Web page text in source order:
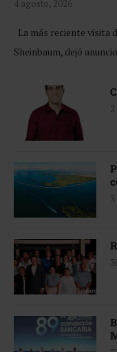
4 agosto, 2026
La más reciente visita
Sheinbaum, dejó